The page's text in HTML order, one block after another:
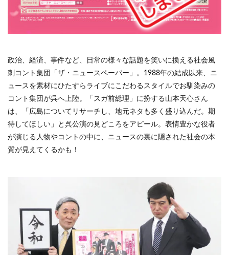
政治、経済、事件など、日常の様々な話題を笑いに換える社会風
刺コント集団「ザ・ニュースペーパー」。1988年の結成以来、ニ
ュースを素材にひたすらライブにこだわるスタイルでお馴染みの
コント集団が呉へ上陸。「スガ前総理」に扮する山本天心さん
は、「広島についてリサーチし、地元ネタも多く盛り込んだ。期
待してほしい」と呉公演の見どころをアピール。表情豊かな役者
が演じる人物やコントの中に、ニュースの裏に隠された社会の本
質が見えてくるかも！